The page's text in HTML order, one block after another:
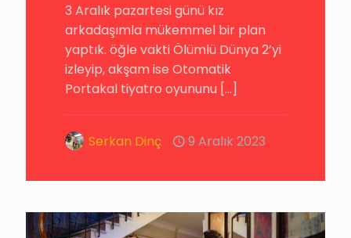
3 Aralık pazartesi günü kız
arkadaşımla mükemmel bir plan
yaptık. öğle vakti Ölümlü Dünya 2’yi
izleyip, akşam ise Otomatik
Portakal tiyatro oyununu […]
Serkan Dinç 9 Aralık 2023